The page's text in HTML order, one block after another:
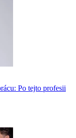
Po tejto profesii